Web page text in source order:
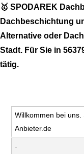
🥇 SPODAREK
Dachbeschichtung
Alternative oder
Stadt. Für Sie in
tätig.
Willkommen bei uns.
Anbieter.de
-